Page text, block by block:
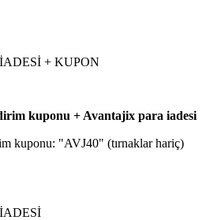
+ KUPON
kuponu + Avantajix para iadesi
kuponu: "AVJ40" (tırnaklar hariç)